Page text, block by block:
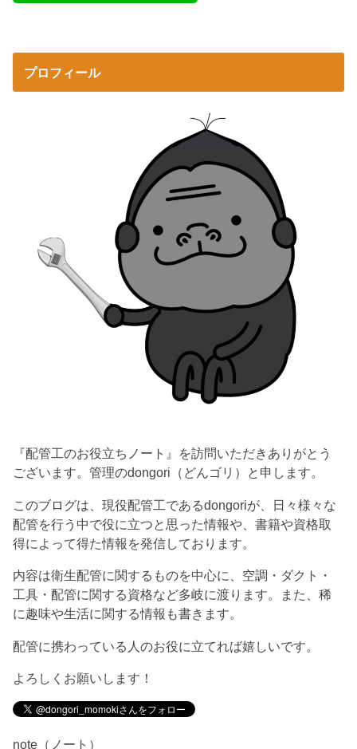
プロフィール
『配管工のお役立ちノート』を訪問いただきありがとう
ございます。管理のdongori（どんゴリ）と申します。
このブログは、現役配管工であるdongoriが、日々様々な
配管を行う中で役に立つと思った情報や、書籍や資格取
得によって得た情報を発信しております。
内容は衛生配管に関するものを中心に、空調・ダクト・
工具・配管に関する資格など多岐に渡ります。また、稀
に趣味や生活に関する情報も書きます。
配管に携わっている人のお役に立てれば嬉しいです。
よろしくお願いします！
note（ノート）